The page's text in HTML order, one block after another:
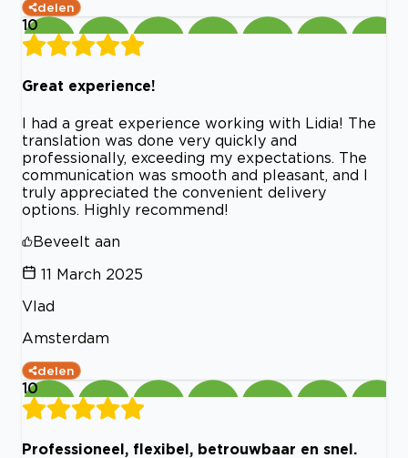
delen
10
Great experience!
I had a great experience working with Lidia! The
translation was done very quickly and
professionally, exceeding my expectations. The
communication was smooth and pleasant, and I
truly appreciated the convenient delivery
options. Highly recommend!
Beveelt aan
11 March 2025
Vlad
Amsterdam
delen
10
Professioneel, flexibel, betrouwbaar en snel.